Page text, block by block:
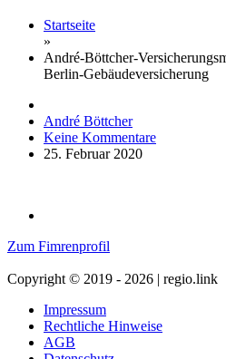
Startseite
»
André-Böttcher-
Berlin-Gebäudeversicherung
André Böttcher
Keine Kommentare
25. Februar 2020
Zum Fimrenprofil
Copyright © 2019 - 2026 | regio.link
Impressum
Rechtliche Hinweise
AGB